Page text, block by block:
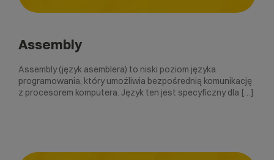
Assembly
Assembly (język asemblera) to niski poziom języka
programowania, który umożliwia bezpośrednią komunikację
z procesorem komputera. Język ten jest specyficzny dla […]